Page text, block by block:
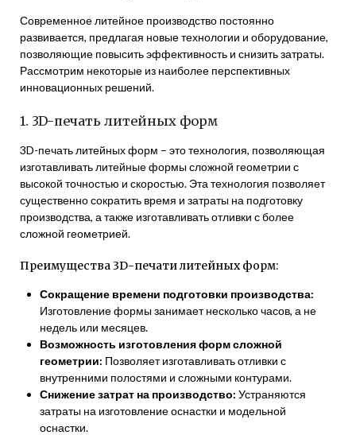
Современное литейное производство постоянно
развивается, предлагая новые технологии и оборудование,
позволяющие повысить эффективность и снизить затраты.
Рассмотрим некоторые из наиболее перспективных
инновационных решений.
1. 3D-печать литейных форм
3D-печать литейных форм – это технология, позволяющая
изготавливать литейные формы сложной геометрии с
высокой точностью и скоростью. Эта технология позволяет
существенно сократить время и затраты на подготовку
производства, а также изготавливать отливки с более
сложной геометрией.
Преимущества 3D-печати литейных форм:
Сокращение времени подготовки производства:
Изготовление формы занимает несколько часов, а не
недель или месяцев.
Возможность изготовления форм сложной
геометрии: Позволяет изготавливать отливки с
внутренними полостями и сложными контурами.
Снижение затрат на производство: Устраняются
затраты на изготовление оснастки и модельной
оснастки.